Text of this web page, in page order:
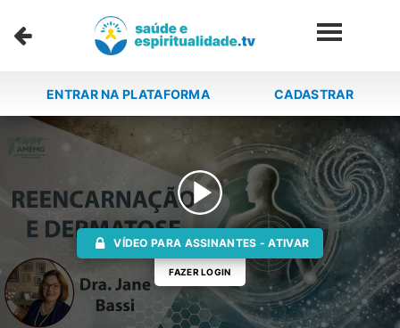
ENTRAR NA PLATAFORMA CADASTRAR
VÍDEO PARA ASSINANTES - ATIVAR
FAZER LOGIN